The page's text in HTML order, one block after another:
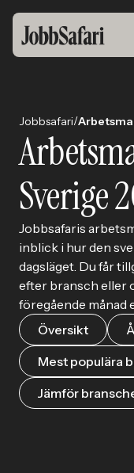
Arbetsliv och
Skapa annons
Sök med
Ny här? Skapa
Jobbsafari/
Sverige
Jobbsafaris
inblick i hur den
dagsläget. Du får
efter bransch eller
föregående månad
Översikt
Mest populära
Jämför